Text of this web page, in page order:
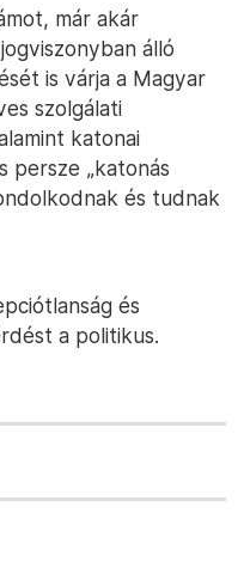
már akár
álló
is várja a Magyar
szolgálati
katonai
persze „katonás
és tudnak
és
a politikus.